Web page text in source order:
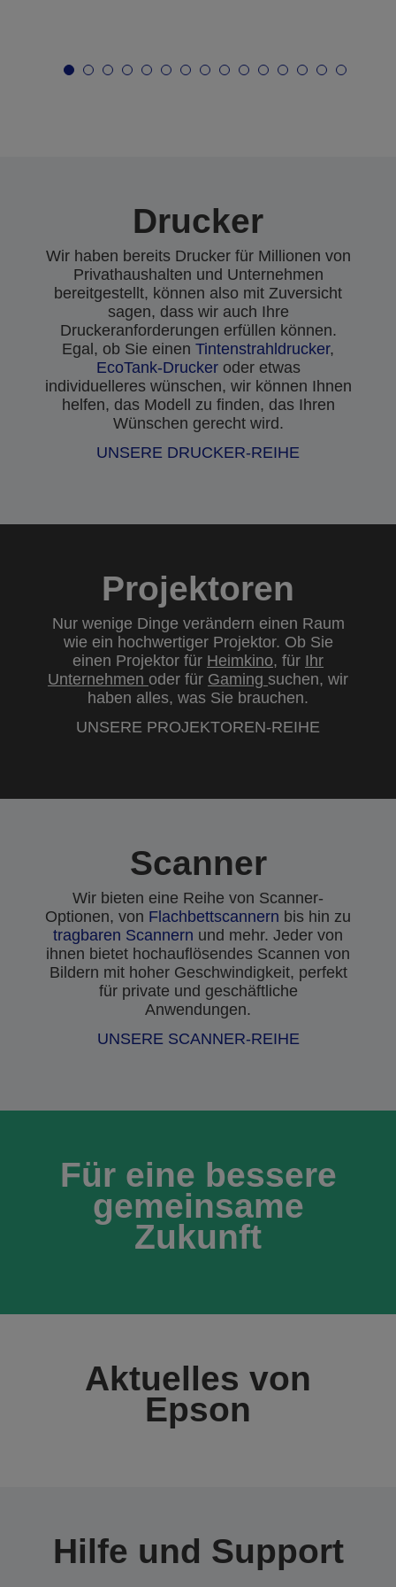
Drucker
Wir haben bereits Drucker für Millionen von
Privathaushalten und Unternehmen
bereitgestellt, können also mit Zuversicht
sagen, dass wir auch Ihre
Druckeranforderungen erfüllen können.
Egal, ob Sie einen Tintenstrahldrucker,
EcoTank-Druckeroder etwas
individuelleres wünschen, wir können Ihnen
helfen, das Modell zu finden, das Ihren
Wünschen gerecht wird.
UNSERE DRUCKER-REIHE
Projektoren
Nur wenige Dinge verändern einen Raum
wie ein hochwertiger Projektor. Ob Sie
einen Projektor für Heimkino, für Ihr
Unternehmen oder für Gaming suchen, wir
haben alles, was Sie brauchen.
UNSERE PROJEKTOREN-REIHE
Scanner
Wir bieten eine Reihe von Scanner-
Optionen, von Flachbettscannern bis hin zu
tragbaren Scannern und mehr. Jeder von
ihnen bietet hochauflösendes Scannen von
Bildern mit hoher Geschwindigkeit, perfekt
für private und geschäftliche
Anwendungen.
UNSERE SCANNER-REIHE
Für eine bessere
gemeinsame
Zukunft
Aktuelles von
Epson
Hilfe und Support